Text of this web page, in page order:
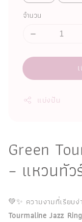
จำนวน
แบ่งปัน
Green
– แหวนทัว
💚✨ ความงามที่เรียบ
Tourmaline Jazz Ring